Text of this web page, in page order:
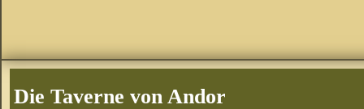
Die Taverne von Andor